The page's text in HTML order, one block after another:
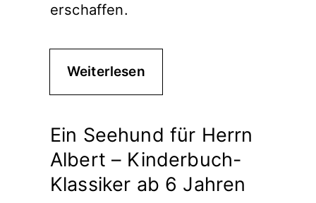
erschaffen.
Weiterlesen
Ein Seehund für Herrn
Albert – Kinderbuch-
Klassiker ab 6 Jahren